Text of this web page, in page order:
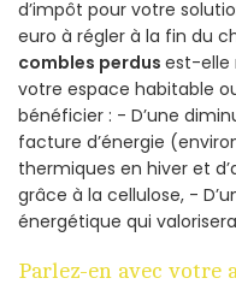
d’impôt pour votre
euro à régler à la fin du
combles perdus est-elle
votre espace habitable
bénéficier : - D’une
facture d’énergie
thermiques en hiver et
grâce à la cellulose, -
énergétique qui
Parlez-en avec votre